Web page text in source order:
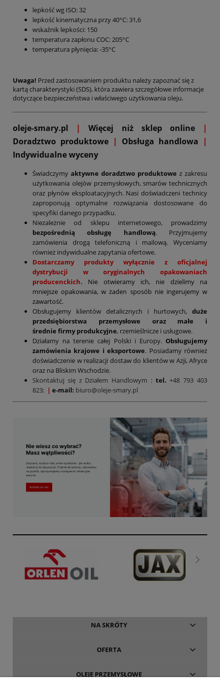
lepkość wg ISO: 32
lepkość kinematyczna przy 40°C: 31,6
wskaźnik lepkości: 150
temperatura zapłonu COC: 205°C
temperatura płynięcia: -35°C
Uwaga! Przed zastosowaniem produktu należy zapoznać się z
kartą charakterystyki (SDS), która zawiera szczegółowe informacje
dotyczące bezpieczeństwa i właściwego użytkowania oleju.
oleje-smary.pl | Więcej niż sklep online
|
Doradztwo produktowe | Obsługa handlowa |
Indywidualne wyceny
Świadczymy aktywne doradztwo produktowe z zakresu
użytkowania olejów przemysłowych, smarów technicznych
oraz płynów eksploatacyjnych. Nasi doświadczeni technicy
zaproponują optymalne rozwiązania dostosowane do
specyfiki danego przypadku.
Niezależnie od sklepu internetowego, prowadzimy
bezpośrednią obsługę handlową. Przyjmujemy
zamówienia drogą telefoniczną i mailową. Wyceniamy
również indywidualne zapytania ofertowe.
Dostarczamy produkty wyłącznie z oficjalnej
dystrybucji w oryginalnych opakowaniach
producenckich. Nie otwieramy ich, nie dzielimy na
mniejsze opakowania, w żaden sposób nie ingerujemy w
zawartość.
Obsługujemy klientów detalicznych i hurtowych, duże
przedsiębiorstwa przemysłowe oraz małe i
średnie firmy produkcyjne, rzemieślnicze i usługowe.
Działamy na terenie całej Polski i Europy. Obsługujemy
zamówienia krajowe i eksportowe. Posiadamy również
doświadczenie w realizacji dostaw do klientów w Azji, Afryce
oraz na Bliskim Wschodzie.
Skontaktuj się z Działem Handlowym : tel.+48 793 403
823; | e-mail: biuro@oleje-smary.pl
NA SKRÓTY
OFERTA
OLEJE PRZEMYSŁOWE